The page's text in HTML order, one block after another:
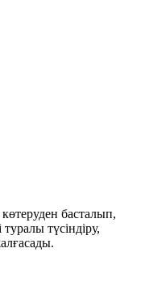
басталып,
түсіндіру,